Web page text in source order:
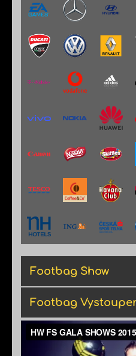
Footbag Show
Footbag